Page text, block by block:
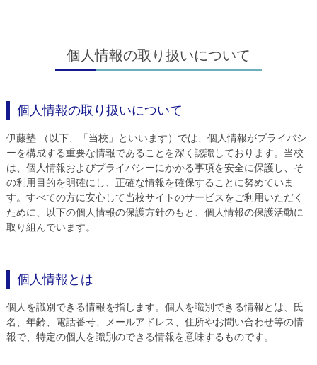
個人情報の取り扱いについて
個人情報の取り扱いについて
伊藤塾 （以下、「当校」といいます）では、個人情報がプライバシ
ーを構成する重要な情報であることを深く認識しております。当校
は、個人情報およびプライバシーにかかる事項を安全に保護し、そ
の利用目的を明確にし、正確な情報を確保することに努めていま
す。すべての方に安心して当校サイトのサービスをご利用いただく
ために、以下の個人情報の保護方針のもと、個人情報の保護活動に
取り組んでいます。
個人情報とは
個人を識別できる情報を指します。個人を識別できる情報とは、氏
名、年齢、電話番号、メールアドレス、住所やお問い合わせ等の情
報で、特定の個人を識別のできる情報を意味するものです。